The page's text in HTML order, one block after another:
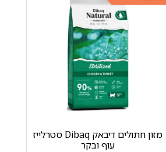
מזון חתולים דיבאק Dibaq סטרלייז
עוף ובקר